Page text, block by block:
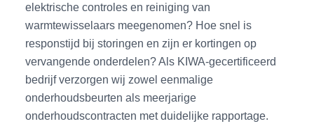
elektrische controles en reiniging van
warmtewisselaars meegenomen? Hoe snel is
responstijd bij storingen en zijn er kortingen op
vervangende onderdelen? Als KIWA-gecertificeerd
bedrijf verzorgen wij zowel eenmalige
onderhoudsbeurten als meerjarige
onderhoudscontracten met duidelijke rapportage.